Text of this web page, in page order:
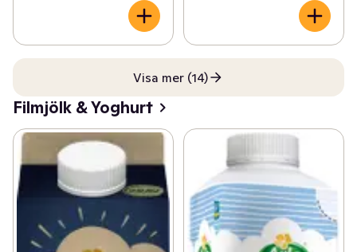
Visa mer (14)
Filmjölk & Yoghurt